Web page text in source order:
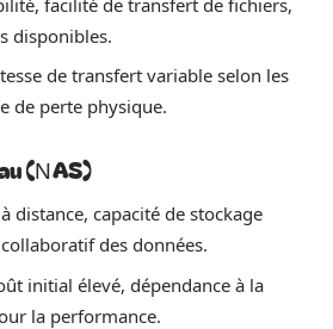
disponibles.
de transfert variable selon les
de perte physique.
(NAS)
distance, capacité de stockage
des données.
initial élevé, dépendance à la
la performance.